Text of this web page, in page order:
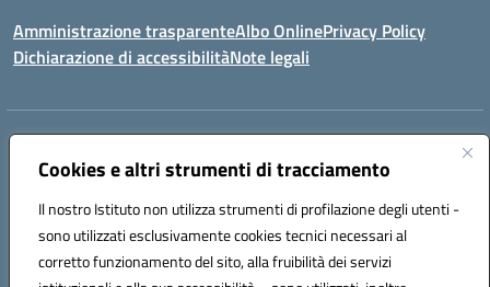
Cookies e altri strumenti di tracciamento
Il nostro Istituto non utilizza strumenti di profilazione degli utenti -
sono utilizzati esclusivamente cookies tecnici necessari al
corretto funzionamento del sito, alla fruibilità dei servizi
Amministrazione trasparenteAlbo OnlinePrivacy Policy
Dichiarazione di accessibilitàNote legali
Indirizzo:
Centralino:0994722507 Email:TAIC873006@istruzione.it
Codice fiscale: 90279480736
Codice meccanografico:
TAIC873006
Codice unico di fatturazione (CUF): 488XBQ